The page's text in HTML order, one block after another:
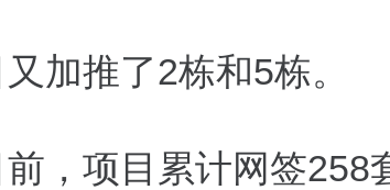
加推了2栋和5栋。
，项目累计网签258